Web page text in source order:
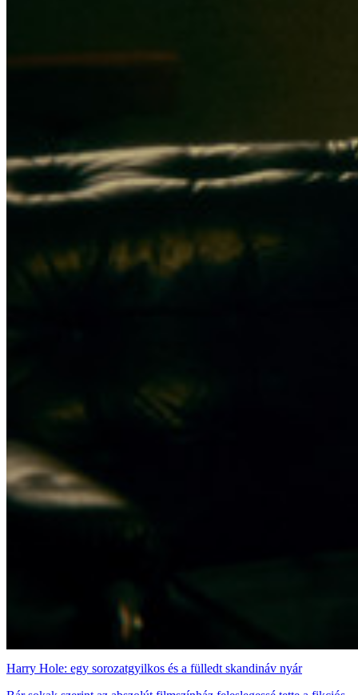
Harry Hole: egy sorozatgyilkos és a fülledt skandináv nyár